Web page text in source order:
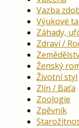
Vazba
Výukové
Záhady,
Zdraví /
Ženský
Životní styl
Zlín / Baťa
Zoologie
Zpěvník